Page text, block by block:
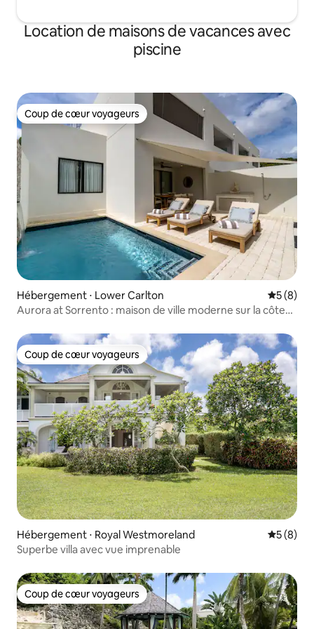
Location de maisons de vacances avec
piscine
Coup de cœur voyageurs
Coup de cœur voyageurs
Hébergement ⋅ Lower Carlton
5 (8)
Aurora at Sorrento : maison de ville moderne sur la côte
Coup de cœur voyageurs
Coup de cœur voyageurs
Hébergement ⋅ Royal Westmoreland
5 (8)
Superbe villa avec vue imprenable
Coup de cœur voyageurs
Coup de cœur voyageurs